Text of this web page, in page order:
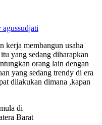
agussudjati
kerja membangun usaha
yang sedang diharapkan
orang lain dengan
yang sedang trendy di era
dilakukan dimana ,kapan